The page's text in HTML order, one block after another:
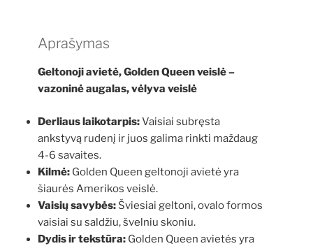
Aprašymas
Geltonoji avietė, Golden Queen veislė –
vazoninė augalas, vėlyva veislė
Derliaus laikotarpis:Vaisiai subręsta
ankstyvą rudenį ir juos galima rinkti maždaug
4-6 savaites.
Kilmė: Golden Queen geltonoji avietė yra
šiaurės Amerikos veislė.
Vaisių savybės: Šviesiai geltoni, ovalo formos
vaisiai su saldžiu, švelniu skoniu.
Dydis ir tekstūra: Golden Queen avietės yra